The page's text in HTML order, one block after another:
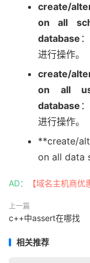
create/
on all
database
进行操作。
create/
on all
database
进行操作。
**create/
on all data
AD： 【域名主机商优
上一篇
c++中assert在哪找
相关推荐